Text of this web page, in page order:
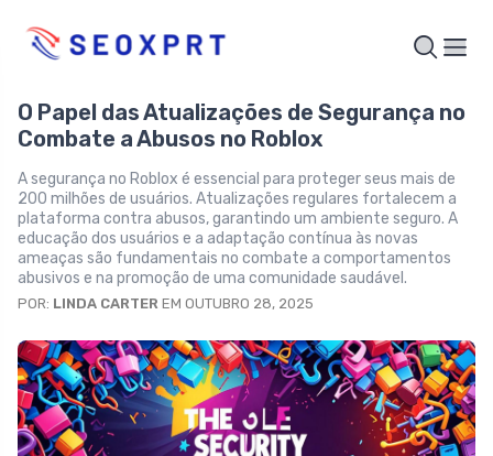
O Papel das Atualizações de Segurança no
Combate a Abusos no Roblox
A segurança no Roblox é essencial para proteger seus mais de
200 milhões de usuários. Atualizações regulares fortalecem a
plataforma contra abusos, garantindo um ambiente seguro. A
educação dos usuários e a adaptação contínua às novas
ameaças são fundamentais no combate a comportamentos
abusivos e na promoção de uma comunidade saudável.
POR: LINDA CARTER EM OUTUBRO 28, 2025